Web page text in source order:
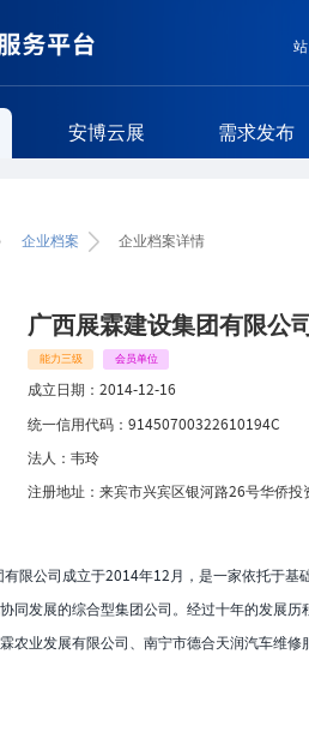
安博云展 需求发布
企业档案 企业档案详情
广西展霖建设集团有限公
能力三级 会员单位
成立日期：2014-12-16
统一信用代码：91450700322610194C
法人：韦玲
注册地址：来宾市兴宾区银河路26号华侨
有限公司成立于2014年12月，是一家依托于
同发展的综合型集团公司。经过十年的发展
农业发展有限公司、南宁市德合天润汽车维修